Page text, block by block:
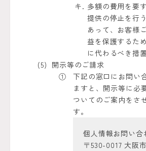
多額の費用を要
提供の停止を行
あって、お客様
益を保護するた
に代わるべき措
開示等のご請求
下記の窓口にお問い
ますと、開示等に必
ついてのご案内をさ
す。
個人情報お問い合
〒530-0017 大阪